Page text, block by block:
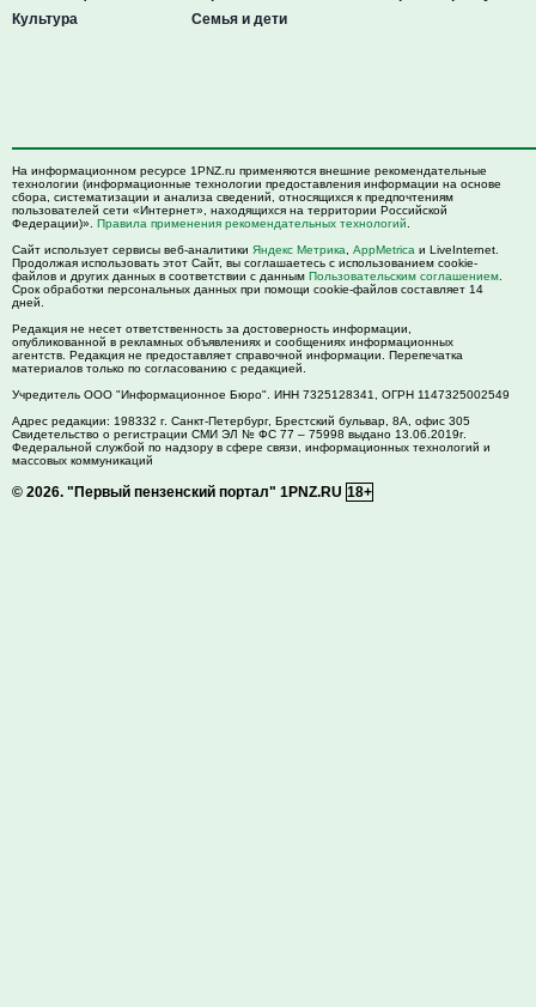
Культура
Семья и дети
На информационном ресурсе 1PNZ.ru применяются внешние рекомендательные
технологии (информационные технологии предоставления информации на основе
сбора, систематизации и анализа сведений, относящихся к предпочтениям
пользователей сети «Интернет», находящихся на территории Российской
Федерации)». Правила применения рекомендательных технологий
Сайт использует сервисы веб-аналитики Яндекс Метрика AppMetrica и LiveInternet.
Продолжая использовать этот Сайт, вы соглашаетесь с использованием cookie-
файлов и других данных в соответствии с данным Пользовательским соглашением
Срок обработки персональных данных при помощи cookie-файлов составляет 14
дней.
Редакция не несет ответственность за достоверность информации,
опубликованной в рекламных объявлениях и сообщениях информационных
агентств. Редакция не предоставляет справочной информации. Перепечатка
материалов только по согласованию с редакцией.
Учредитель ООО "Информационное Бюро". ИНН 7325128341, ОГРН 1147325002549
Адрес редакции: 198332 г. Санкт-Петербург, Брестский бульвар, 8А, офис 305
Свидетельство о регистрации СМИ ЭЛ № ФС 77 – 75998 выдано 13.06.2019г.
Федеральной службой по надзору в сфере связи, информационных технологий и
массовых коммуникаций
© 2026. "Первый пензенский портал" 1PNZ.RU 18+